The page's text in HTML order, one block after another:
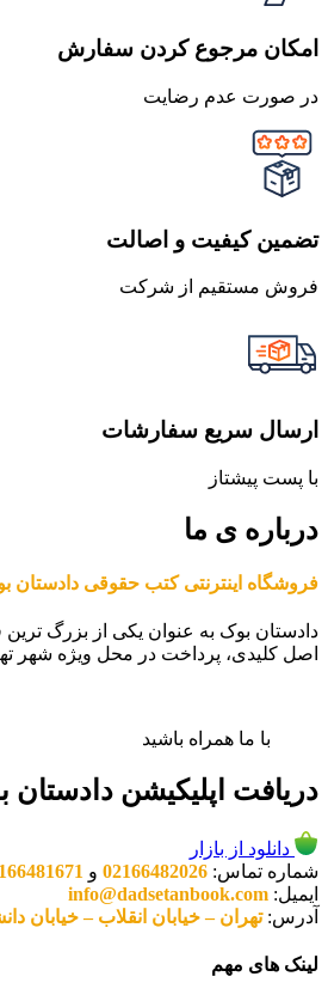
امکان مرجوع کردن سفارش
در صورت عدم رضایت
تضمین کیفیت و اصالت
فروش مستقیم از شرکت
ارسال سریع سفارشات
با پست پیشتاز
درباره ی ما
فروشگاه اینترنتی کتب حقوقی دادستان
دادستان بوک به عنوان یکی از بزرگ
اصل کلیدی، پرداخت در محل ویژه شهر
با ما همراه باشید
دریافت اپلیکیشن دادستان
دانلود از بازار
شماره تماس: 02166482026 و
ایمیل: info@dadsetanbook.com
آدرس:تهران – خیابان انقلاب – خیابان دانشگاه –
لینک های مهم